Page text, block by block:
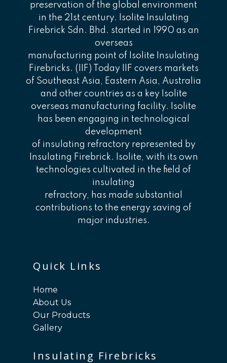
preservation of the global environment
in the 21st century. Isolite Insulating
Firebrick Sdn. Bhd. started in 1990 as an
overseas
manufacturing point of Isolite Insulating
Firebricks. (IIF) Today IIF covers markets
of Southeast Asia, Eastern Asia, Australia
and other countries as a key Isolite
overseas manufacturing facility. Isolite
has been engaging in technological
development
of insulating refractory represented by
Insulating Firebrick. Isolite, with its own
technologies cultivated in the field of
insulating
refractory, has made substantial
contributions to the energy saving of
major industries.
Quick Links
Home
About Us
Our Products
Gallery
Insulating Firebricks